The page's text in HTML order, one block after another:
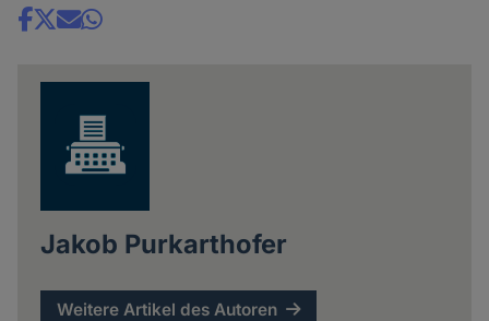
Share
Jakob Purkarthofer
Weitere Artikel des Autoren